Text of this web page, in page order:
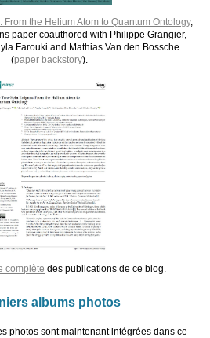
From the Helium Atom to Quantum Ontology,
paper coauthored with Philippe Grangier,
Farouki and Mathias Van den Bossche
(paper backstory).
complète des publications de ce blog.
albums photos
photos sont maintenant intégrées dans ce